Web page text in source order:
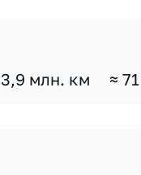
3,9 млн. км ≈